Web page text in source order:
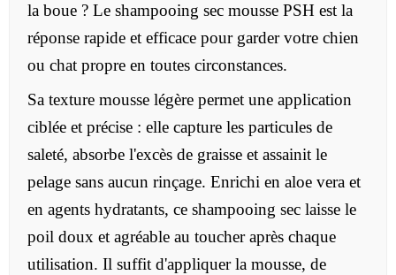
la boue ? Le shampooing sec mousse PSH est la
réponse rapide et efficace pour garder votre chien
ou chat propre en toutes circonstances.
Sa texture mousse légère permet une application
ciblée et précise : elle capture les particules de
saleté, absorbe l'excès de graisse et assainit le
pelage sans aucun rinçage. Enrichi en aloe vera et
en agents hydratants, ce shampooing sec laisse le
poil doux et agréable au toucher après chaque
utilisation. Il suffit d'appliquer la mousse, de